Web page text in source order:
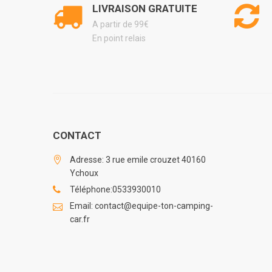
au
Le
LIVRAISON GRATUITE
A partir de 99€
En point relais
CONTACT
Adresse: 3 rue emile crouzet 40160
Ychoux
Téléphone:0533930010
Email: contact@equipe-ton-camping-
car.fr